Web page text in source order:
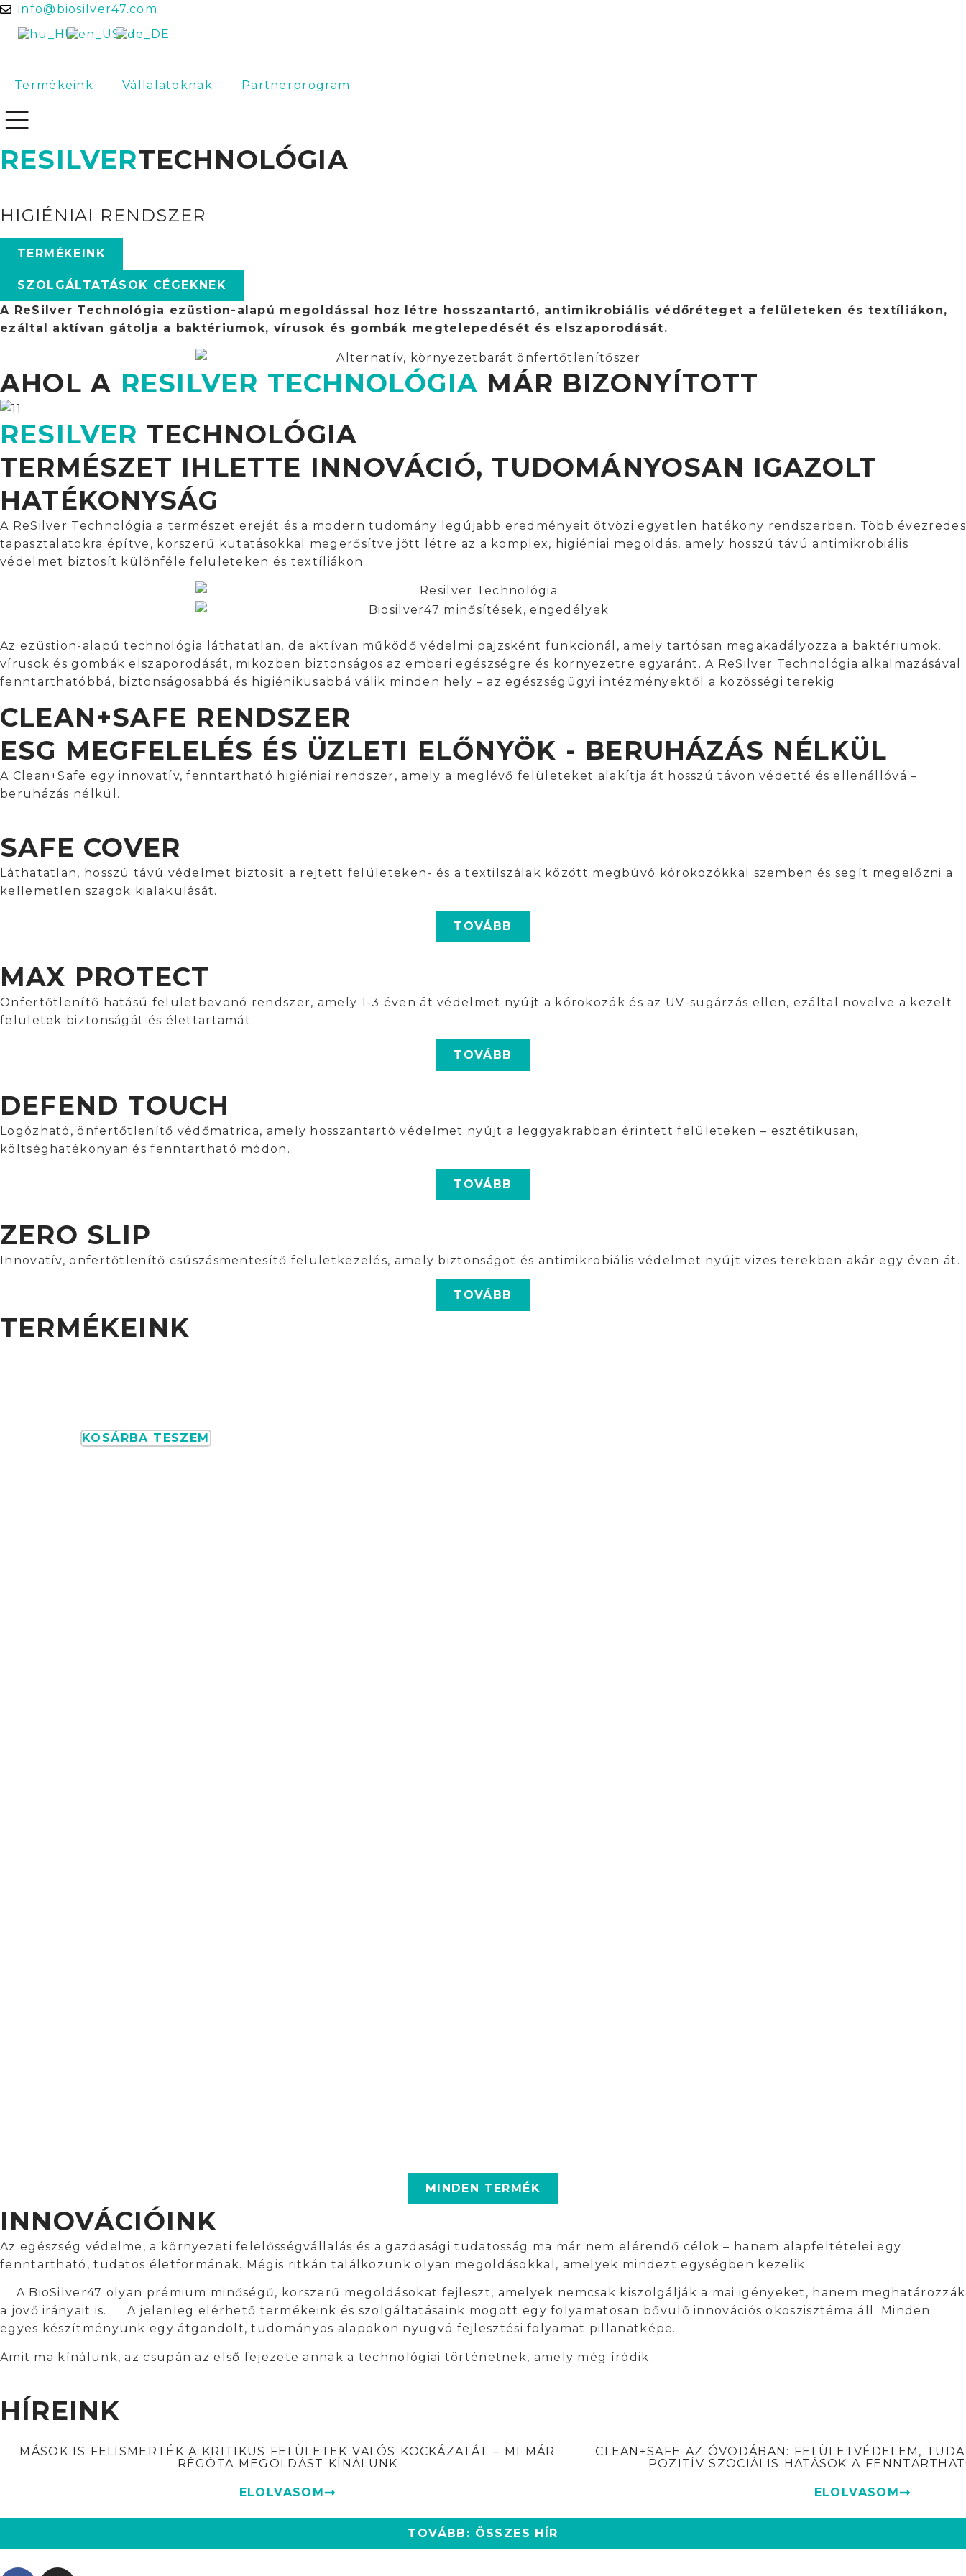
info@biosilver47.com
Termékeink Vállalatoknak Partnerprogram
RESILVERTECHNOLÓGIA
HIGIÉNIAI RENDSZER
TERMÉKEINK
SZOLGÁLTATÁSOK CÉGEKNEK
A ReSilver Technológia ezüstion-alapú megoldással hoz létre hosszantartó, antimikrobiális védőréteget a felületeken és textíliákon,
ezáltal aktívan gátolja a baktériumok, vírusok és gombák megtelepedését és elszaporodását.
AHOL A RESILVER TECHNOLÓGIA MÁR BIZONYÍTOTT
RESILVER TECHNOLÓGIA
TERMÉSZET IHLETTE INNOVÁCIÓ, TUDOMÁNYOSAN IGAZOLT
HATÉKONYSÁG
A ReSilver Technológia a természet erejét és a modern tudomány legújabb eredményeit ötvözi egyetlen hatékony rendszerben. Több évezredes
tapasztalatokra építve, korszerű kutatásokkal megerősítve jött létre az a komplex, higiéniai megoldás, amely hosszú távú antimikrobiális
védelmet biztosít különféle felületeken és textíliákon.
Az ezüstion-alapú technológia láthatatlan, de aktívan működő védelmi pajzsként funkcionál, amely tartósan megakadályozza a baktériumok,
vírusok és gombák elszaporodását, miközben biztonságos az emberi egészségre és környezetre egyaránt. A ReSilver Technológia alkalmazásával
fenntarthatóbbá, biztonságosabbá és higiénikusabbá válik minden hely – az egészségügyi intézményektől a közösségi terekig
CLEAN+SAFE RENDSZER
ESG MEGFELELÉS ÉS ÜZLETI ELŐNYÖK - BERUHÁZÁS NÉLKÜL
A Clean+Safe egy innovatív, fenntartható higiéniai rendszer, amely a meglévő felületeket alakítja át hosszú távon védetté és ellenállóvá –
beruházás nélkül.
SAFE COVER
Láthatatlan, hosszú távú védelmet biztosít a rejtett felületeken- és a textilszálak között megbúvó kórokozókkal szemben és segít megelőzni a
kellemetlen szagok kialakulását.
TOVÁBB
MAX PROTECT
Önfertőtlenítő hatású felületbevonó rendszer, amely 1-3 éven át védelmet nyújt a kórokozók és az UV-sugárzás ellen, ezáltal növelve a kezelt
felületek biztonságát és élettartamát.
TOVÁBB
DEFEND TOUCH
Logózható, önfertőtlenítő védőmatrica, amely hosszantartó védelmet nyújt a leggyakrabban érintett felületeken – esztétikusan,
költséghatékonyan és fenntartható módon.
TOVÁBB
ZERO SLIP
Innovatív, önfertőtlenítő csúszásmentesítő felületkezelés, amely biztonságot és antimikrobiális védelmet nyújt vizes terekben akár egy éven át.
TOVÁBB
TERMÉKEINK
KOSÁRBA TESZEM
MINDEN TERMÉK
INNOVÁCIÓINK
Az egészség védelme, a környezeti felelősségvállalás és a gazdasági tudatosság ma már nem elérendő célok – hanem alapfeltételei egy
fenntartható, tudatos életformának. Mégis ritkán találkozunk olyan megoldásokkal, amelyek mindezt egységben kezelik.
A BioSilver47 olyan prémium minőségű, korszerű megoldásokat fejleszt, amelyek nemcsak kiszolgálják a mai igényeket, hanem meghatározzák
a jövő irányait is. A jelenleg elérhető termékeink és szolgáltatásaink mögött egy folyamatosan bővülő innovációs ökoszisztéma áll. Minden
egyes készítményünk egy átgondolt, tudományos alapokon nyugvó fejlesztési folyamat pillanatképe.
Amit ma kínálunk, az csupán az első fejezete annak a technológiai történetnek, amely még íródik.
HÍREINK
MÁSOK IS FELISMERTÉK A KRITIKUS FELÜLETEK VALÓS KOCKÁZATÁT – MI MÁR
RÉGÓTA MEGOLDÁST KÍNÁLUNK
ELOLVASOM
CLEAN+SAFE AZ ÓVODÁBAN: FELÜLETVÉDELEM,
POZITÍV SZOCIÁLIS HATÁSOK A
ELOLVASOM
TOVÁBB: ÖSSZES HÍR